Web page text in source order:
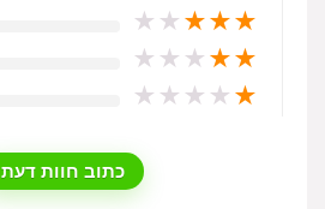
★
★
★
★
★
★
★
★
★
★
★
★
★
★
★
כתוב חוות דעת